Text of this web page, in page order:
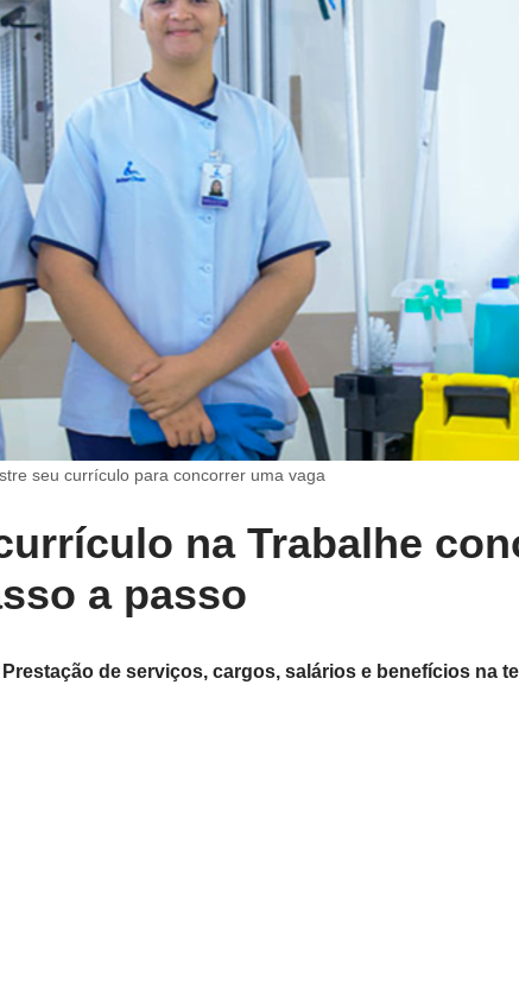
seu currículo para concorrer uma vaga
na Trabalhe
a passo
de serviços, cargos, salários e benefícios na